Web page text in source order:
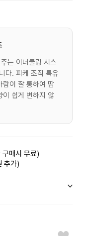
는 이너쿨링 시스
다. 피케 조직 특유
람이 잘 통하여 땀
이 쉽게 변하지 않
매시 무료)
추가)